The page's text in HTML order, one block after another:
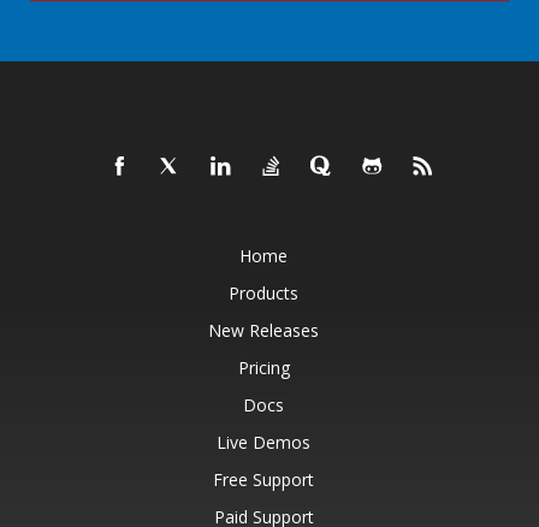
Home
Products
New Releases
Pricing
Docs
Live Demos
Free Support
Paid Support